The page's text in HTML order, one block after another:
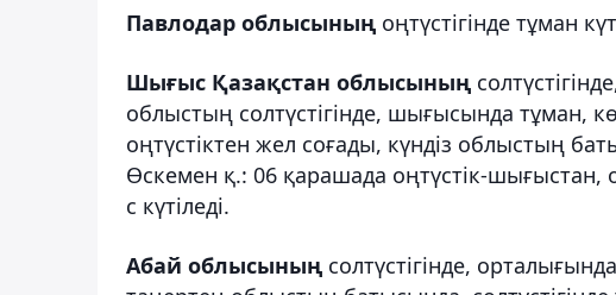
Павлодар облысының оңтүстігінде тұман
Шығыс Қазақстан облысының
облыстың солтүстігінде, шығысында тұман,
оңтүстіктен жел соғады, күндіз облыстың
Өскемен қ.: 06 қарашада оңтүстік-шығыстан,
с күтіледі.
Абай облысының солтүстігінде,